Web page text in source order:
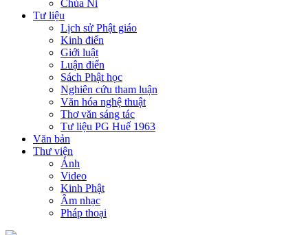
Chùa Ni
Tư liệu
Lịch sử Phật giáo
Kinh điển
Giới luật
Luận điển
Sách Phật học
Nghiên cứu tham luận
Văn hóa nghệ thuật
Thơ văn sáng tác
Tư liệu PG Huế 1963
Văn bản
Thư viện
Ảnh
Video
Kinh Phật
Âm nhạc
Pháp thoại